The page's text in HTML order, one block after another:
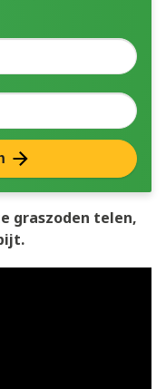
graszoden telen,